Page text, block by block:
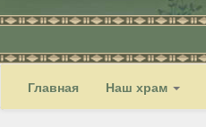
Главная Наш храм